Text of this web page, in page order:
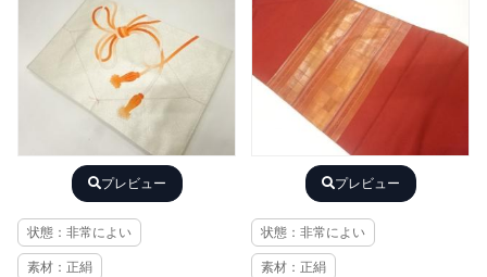
プレビュー
状態：非常によい
素材：正絹
プレビュー
状態：非常によい
素材：正絹